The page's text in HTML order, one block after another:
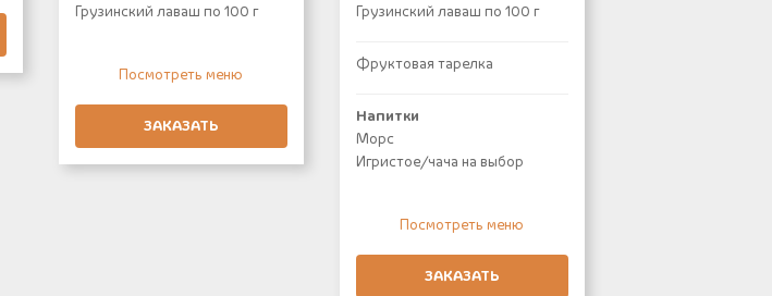
Грузинский лаваш по 100 г
Посмотреть меню
ЗАКАЗАТЬ
Грузинский лаваш по 100 г
Фруктовая тарелка
Напитки
Морс
Игристое/чача на выбор
Посмотреть меню
ЗАКАЗАТЬ